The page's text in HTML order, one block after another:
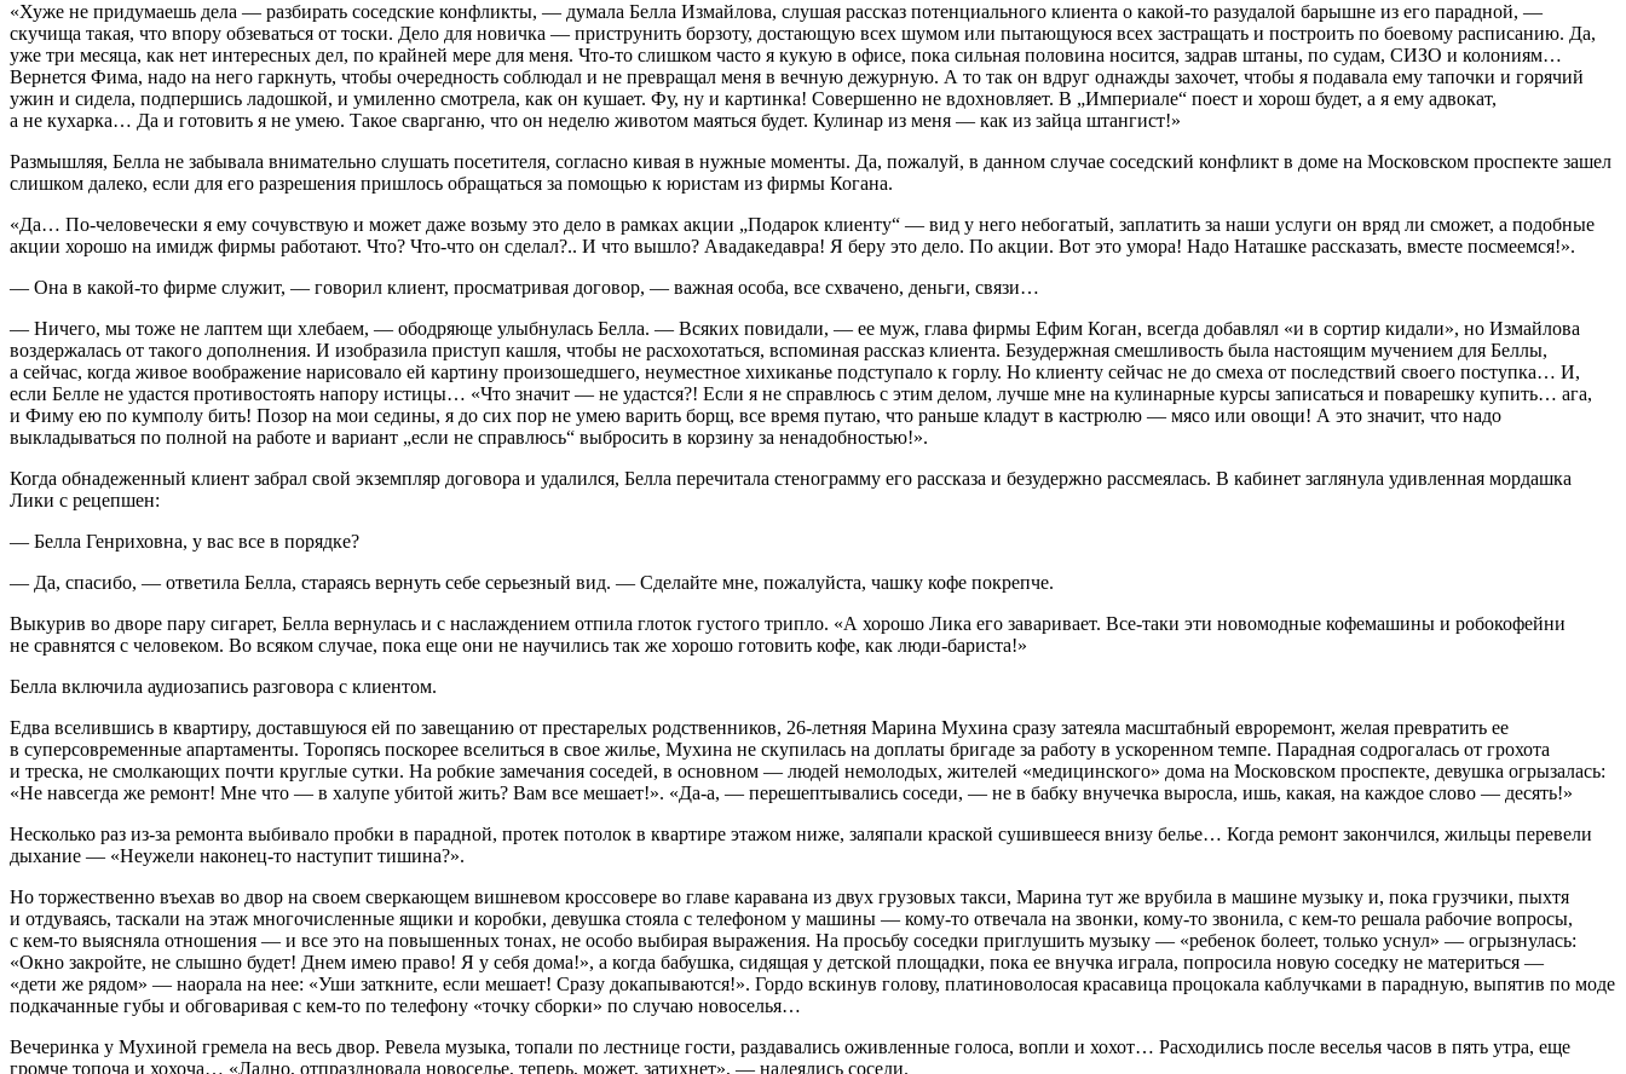
«Хуже не придумаешь дела — разбирать соседские конфликты, — думала Белла Измайлова, слушая рассказ потенциального клиента о какой-то разудалой барышне из его парадной, —
скучища такая, что впору обзеваться от тоски. Дело для новичка — приструнить борзоту, достающую всех шумом или пытающуюся всех застращать и построить по боевому расписанию. Да,
уже три месяца, как нет интересных дел, по крайней мере для меня. Что-то слишком часто я кукую в офисе, пока сильная половина носится, задрав штаны, по судам, СИЗО и колониям…
Вернется Фима, надо на него гаркнуть, чтобы очередность соблюдал и не превращал меня в вечную дежурную. А то так он вдруг однажды захочет, чтобы я подавала ему тапочки и горячий
ужин и сидела, подпершись ладошкой, и умиленно смотрела, как он кушает. Фу, ну и картинка! Совершенно не вдохновляет. В „Империале“ поест и хорош будет, а я ему адвокат,
а не кухарка… Да и готовить я не умею. Такое сварганю, что он неделю животом маяться будет. Кулинар из меня — как из зайца штангист!»
Размышляя, Белла не забывала внимательно слушать посетителя, согласно кивая в нужные моменты. Да, пожалуй, в данном случае соседский конфликт в доме на Московском проспекте зашел
слишком далеко, если для его разрешения пришлось обращаться за помощью к юристам из фирмы Когана.
«Да… По-человечески я ему сочувствую и может даже возьму это дело в рамках акции „Подарок клиенту“ — вид у него небогатый, заплатить за наши услуги он вряд ли сможет, а подобные
акции хорошо на имидж фирмы работают. Что? Что-что он сделал?.. И что вышло? Авадакедавра! Я беру это дело. По акции. Вот это умора! Надо Наташке рассказать, вместе посмеемся!».
— Она в какой-то фирме служит, — говорил клиент, просматривая договор, — важная особа, все схвачено, деньги, связи…
— Ничего, мы тоже не лаптем щи хлебаем, — ободряюще улыбнулась Белла. — Всяких повидали, — ее муж, глава фирмы Ефим Коган, всегда добавлял «и в сортир кидали», но Измайлова
воздержалась от такого дополнения. И изобразила приступ кашля, чтобы не расхохотаться, вспоминая рассказ клиента. Безудержная смешливость была настоящим мучением для Беллы,
а сейчас, когда живое воображение нарисовало ей картину произошедшего, неуместное хихиканье подступало к горлу. Но клиенту сейчас не до смеха от последствий своего поступка… И,
если Белле не удастся противостоять напору истицы… «Что значит — не удастся?! Если я не справлюсь с этим делом, лучше мне на кулинарные курсы записаться и поварешку купить… ага,
и Фиму ею по кумполу бить! Позор на мои седины, я до сих пор не умею варить борщ, все время путаю, что раньше кладут в кастрюлю — мясо или овощи! А это значит, что надо
выкладываться по полной на работе и вариант „если не справлюсь“ выбросить в корзину за ненадобностью!».
Когда обнадеженный клиент забрал свой экземпляр договора и удалился, Белла перечитала стенограмму его рассказа и безудержно рассмеялась. В кабинет заглянула удивленная мордашка
Лики с рецепшен:
— Белла Генриховна, у вас все в порядке?
— Да, спасибо, — ответила Белла, стараясь вернуть себе серьезный вид. — Сделайте мне, пожалуйста, чашку кофе покрепче.
Выкурив во дворе пару сигарет, Белла вернулась и с наслаждением отпила глоток густого трипло. «А хорошо Лика его заваривает. Все-таки эти новомодные кофемашины и робокофейни
не сравнятся с человеком. Во всяком случае, пока еще они не научились так же хорошо готовить кофе, как люди-бариста!»
Белла включила аудиозапись разговора с клиентом.
Едва вселившись в квартиру, доставшуюся ей по завещанию от престарелых родственников, 26-летняя Марина Мухина сразу затеяла масштабный евроремонт, желая превратить ее
в суперсовременные апартаменты. Торопясь поскорее вселиться в свое жилье, Мухина не скупилась на доплаты бригаде за работу в ускоренном темпе. Парадная содрогалась от грохота
и треска, не смолкающих почти круглые сутки. На робкие замечания соседей, в основном — людей немолодых, жителей «медицинского» дома на Московском проспекте, девушка огрызалась:
«Не навсегда же ремонт! Мне что — в халупе убитой жить? Вам все мешает!». «Да-а, — перешептывались соседи, — не в бабку внучечка выросла, ишь, какая, на каждое слово — десять!»
Несколько раз из-за ремонта выбивало пробки в парадной, протек потолок в квартире этажом ниже, заляпали краской сушившееся внизу белье… Когда ремонт закончился, жильцы перевели
дыхание — «Неужели наконец-то наступит тишина?».
Но торжественно въехав во двор на своем сверкающем вишневом кроссовере во главе каравана из двух грузовых такси, Марина тут же врубила в машине музыку и, пока грузчики, пыхтя
и отдуваясь, таскали на этаж многочисленные ящики и коробки, девушка стояла с телефоном у машины — кому-то отвечала на звонки, кому-то звонила, с кем-то решала рабочие вопросы,
с кем-то выясняла отношения — и все это на повышенных тонах, не особо выбирая выражения. На просьбу соседки приглушить музыку — «ребенок болеет, только уснул» — огрызнулась:
«Окно закройте, не слышно будет! Днем имею право! Я у себя дома!», а когда бабушка, сидящая у детской площадки, пока ее внучка играла, попросила новую соседку не материться —
«дети же рядом» — наорала на нее: «Уши заткните, если мешает! Сразу докапываются!». Гордо вскинув голову, платиноволосая красавица процокала каблучками в парадную, выпятив по моде
подкачанные губы и обговаривая с кем-то по телефону «точку сборки» по случаю новоселья…
Вечеринка у Мухиной гремела на весь двор. Ревела музыка, топали по лестнице гости, раздавались оживленные голоса, вопли и хохот… Расходились после веселья часов в пять утра, еще
громче топоча и хохоча… «Ладно, отпраздновала новоселье, теперь, может, затихнет», — надеялись соседи.